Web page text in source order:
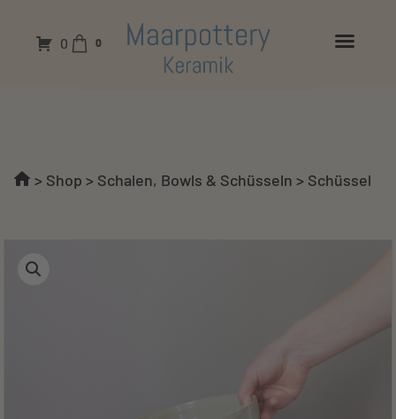
0 0
> Shop > Schalen, Bowls & Schüsseln > Schüssel